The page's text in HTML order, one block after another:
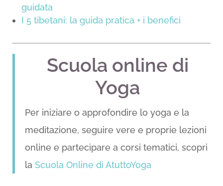
guidata
I 5 tibetani: la guida pratica + i benefici
Scuola online di
Yoga
Per iniziare o approfondire lo yoga e la
meditazione, seguire vere e proprie lezioni
online e partecipare a corsi tematici, scopri
la Scuola Online di AtuttoYoga